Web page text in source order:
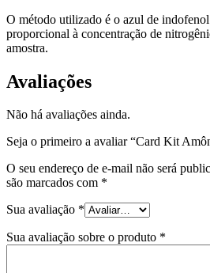
O método utilizado é o azul de
proporcional à concentração de
amostra.
Avaliações
Não há avaliações ainda.
Seja o primeiro a avaliar “Card Kit
O seu endereço de e-mail não será
são marcados com *
Sua avaliação *
Sua avaliação sobre o produto *